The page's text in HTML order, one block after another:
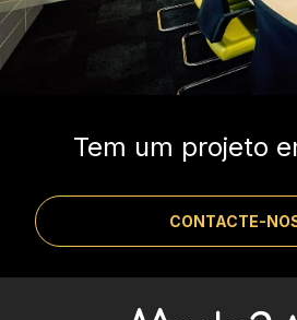
Tem um projeto
CONTACTE-